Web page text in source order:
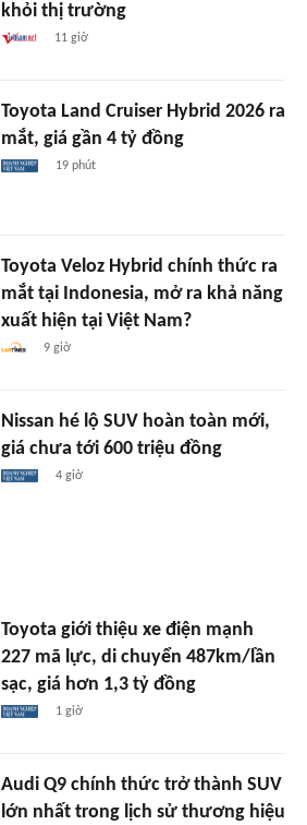
khỏi thị trường
11 giờ
Toyota Land Cruiser Hybrid 2026 ra
mắt, giá gần 4 tỷ đồng
19 phút
Toyota Veloz Hybrid chính thức ra
mắt tại Indonesia, mở ra khả năng
xuất hiện tại Việt Nam?
9 giờ
Nissan hé lộ SUV hoàn toàn mới,
giá chưa tới 600 triệu đồng
4 giờ
Toyota giới thiệu xe điện mạnh
227 mã lực, di chuyển 487km/lần
sạc, giá hơn 1,3 tỷ đồng
1 giờ
Audi Q9 chính thức trở thành SUV
lớn nhất trong lịch sử thương hiệu